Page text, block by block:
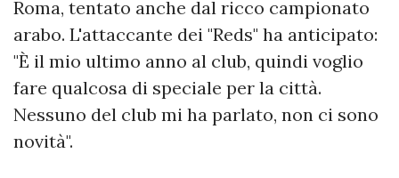
Roma, tentato anche dal ricco campionato
arabo. L'attaccante dei "Reds" ha anticipato:
"È il mio ultimo anno al club, quindi voglio
fare qualcosa di speciale per la città.
Nessuno del club mi ha parlato, non ci sono
novità".